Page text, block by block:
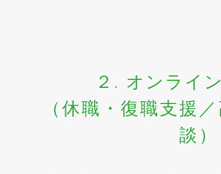
２. オンライ
（休職・復職支援
談）